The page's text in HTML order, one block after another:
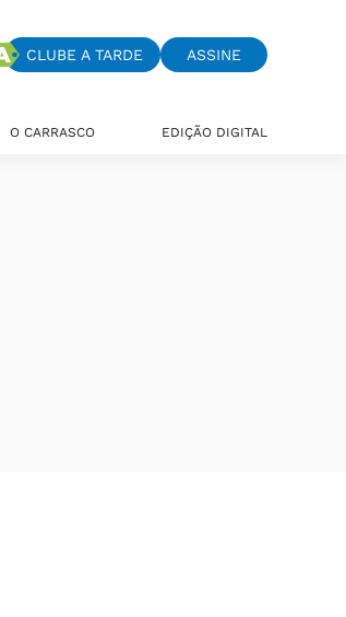
CLUBE A TARDE ASSINE
O CARRASCO EDIÇÃO DIGITAL